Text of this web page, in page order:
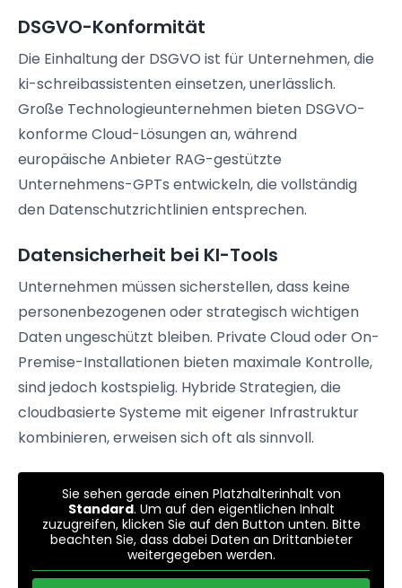
DSGVO-Konformität
Die Einhaltung der DSGVO ist für Unternehmen, die
ki-schreibassistenten einsetzen, unerlässlich.
Große Technologieunternehmen bieten DSGVO-
konforme Cloud-Lösungen an, während
europäische Anbieter RAG-gestützte
Unternehmens-GPTs entwickeln, die vollständig
den Datenschutzrichtlinien entsprechen.
Datensicherheit bei KI-Tools
Unternehmen müssen sicherstellen, dass keine
personenbezogenen oder strategisch wichtigen
Daten ungeschützt bleiben. Private Cloud oder On-
Premise-Installationen bieten maximale Kontrolle,
sind jedoch kostspielig. Hybride Strategien, die
cloudbasierte Systeme mit eigener Infrastruktur
kombinieren, erweisen sich oft als sinnvoll.
Sie sehen gerade einen Platzhalterinhalt von
Standard. Um auf den eigentlichen Inhalt
zuzugreifen, klicken Sie auf den Button unten. Bitte
beachten Sie, dass dabei Daten an Drittanbieter
weitergegeben werden.